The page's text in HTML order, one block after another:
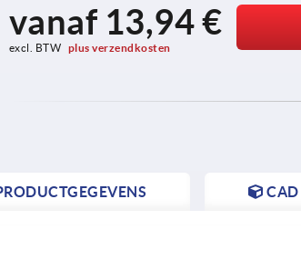
vanaf 13,94 €
excl. BTW plus verzendkosten
CAD